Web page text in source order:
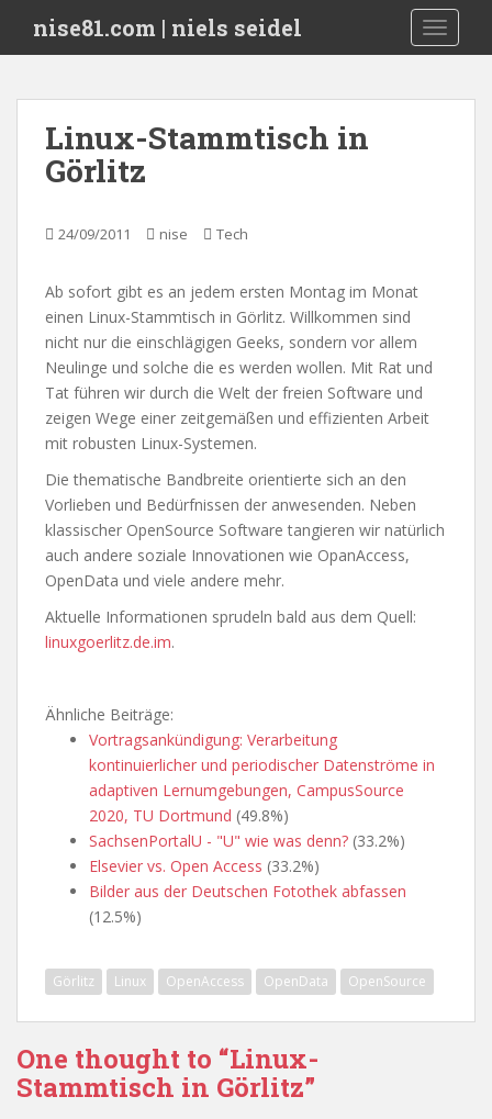
i
nise81.com | niels seidel
Linux-Stammtisch in
Görlitz
24/09/2011 nise Tech
Ab sofort gibt es an jedem ersten Montag im Monat
einen Linux-Stammtisch in Görlitz. Willkommen sind
nicht nur die einschlägigen Geeks, sondern vor allem
Neulinge und solche die es werden wollen. Mit Rat und
Tat führen wir durch die Welt der freien Software und
zeigen Wege einer zeitgemäßen und effizienten Arbeit
mit robusten Linux-Systemen.
Die thematische Bandbreite orientierte sich an den
Vorlieben und Bedürfnissen der anwesenden. Neben
klassischer OpenSource Software tangieren wir natürlich
auch andere soziale Innovationen wie OpanAccess,
OpenData und viele andere mehr.
Aktuelle Informationen sprudeln bald aus dem Quell:
linuxgoerlitz.de.im.
Ähnliche Beiträge:
Vortragsankündigung: Verarbeitung
kontinuierlicher und periodischer Datenströme in
adaptiven Lernumgebungen, CampusSource
2020, TU Dortmund (49.8%)
SachsenPortalU - "U" wie was denn? (33.2%)
Elsevier vs. Open Access (33.2%)
Bilder aus der Deutschen Fotothek abfassen
(12.5%)
Görlitz Linux OpenAccess OpenData OpenSource
One thought to “Linux-
Stammtisch in Görlitz”